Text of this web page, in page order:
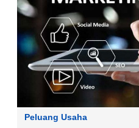
Peluang Usaha